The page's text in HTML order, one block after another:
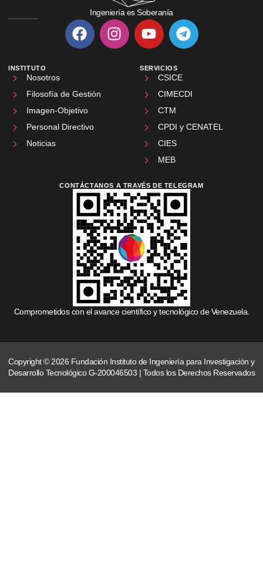
Ingeniería es Soberanía
INSTITUTO
Nosotros
Filosofía de Gestión
Imagen-Objetivo
Personal Directivo
Noticias
SERVICIOS
CSICE
CIMECDI
CTM
CPDI y CENATEL
CIES
MEB
CONTÁCTANOS A TRAVÉS DE TELEGRAM
Comprometidos con el avance científico y tecnológico de Venezuela.
Copyright © 2026 Fundación Instituto de Ingeniería para Investigación y
Desarrollo Tecnológico G-200046503 | Todos los Derechos Reservados